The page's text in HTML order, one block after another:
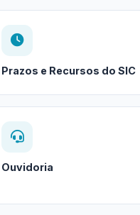
Prazos e Recursos do SIC
Ouvidoria